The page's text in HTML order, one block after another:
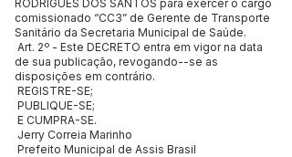
RODRIGUES DOS SANTOS para exercer o cargo
comissionado “CC3” de Gerente de Transporte
Sanitário da Secretaria Municipal de Saúde.
Art. 2º - Este DECRETO entra em vigor na data
de sua publicação, revogando--se as
disposições em contrário.
REGISTRE-SE;
PUBLIQUE-SE;
E CUMPRA-SE.
Jerry Correia Marinho
Prefeito Municipal de Assis Brasil